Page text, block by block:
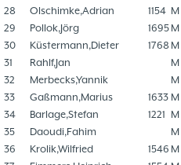
28
Olschimke,Adrian 1154 M
29
Pollok,Jörg 1695 M
30
Küstermann,Dieter 1768 M
31
Rahlf,Jan M
32
Merbecks,Yannik M
33
Gaßmann,Marius 1633 M
34
Barlage,Stefan 1221 M
35
Daoudi,Fahim M
36
Krolik,Wilfried 1546 M